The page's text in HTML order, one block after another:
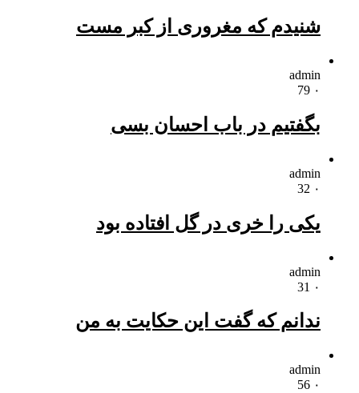
شنیدم که مغروری از کبر مست
admin
۰
بگفتیم در باب احسان بسی
admin
۰
یکی را خری در گل افتاده بود
admin
۰
ندانم که گفت این حکایت به من
admin
۰